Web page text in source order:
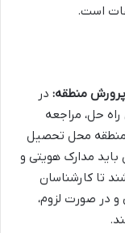
است.
منطقه: در
حل، مراجعه
محل تحصیل
مدارک هویتی و
تا کارشناسان
و در صورت لزوم،